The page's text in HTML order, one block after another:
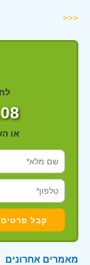
<<<
או
מאמרים אחרונים